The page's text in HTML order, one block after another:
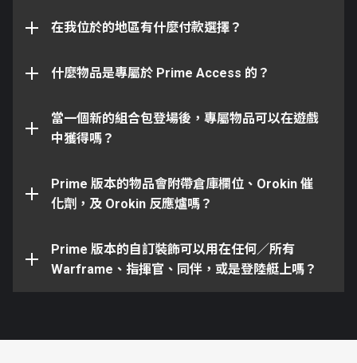
在我位於的地區有什麼付款選擇？
也同樣出現在「購買白金」的頁面。
什麼物品是專屬於 Prime Access 的？
白金
當一個新的組合包登場後，專屬物品可以在遊戲
中獲得嗎？
Access 及 Prime Resurgence 計劃。你或許可能會發
現它們在計劃內輪換，然而它們無法在遊戲內獲取。
Prime 版本的物品會附帶倉庫欄位、Orokin 催
化劑，及 Orokin 反應爐嗎？
以及更多精彩內容！
Prime 版本的自訂裝飾可以用在任何／所有
Warframe、指揮官、同伴，或是登陸艇上嗎？
所有 Warframe 護甲都可以使用在所有
所有墜飾都可以使用在任何近戰武器，不過無法
使用在遠射武器。
使用在其他同伴，比如庫狛或守護。
所有 Liset 外觀都可以使用在你的 Liset，不過
Scimitar，或是 Xiphos。